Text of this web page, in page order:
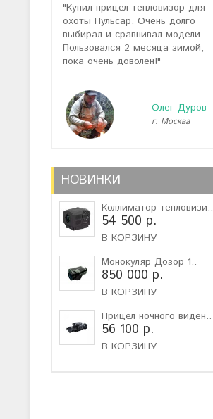
"Купил прицел тепловизор для
охоты Пульсар. Очень долго
выбирал и сравнивал модели.
Пользовался 2 месяца зимой,
пока очень доволен!"
Олег Дуров
г. Москва
НОВИНКИ
Коллиматор тепловизи..
54 500 р.
В КОРЗИНУ
Монокуляр Дозор 1..
850 000 р.
В КОРЗИНУ
Прицел ночного виден..
56 100 р.
В КОРЗИНУ